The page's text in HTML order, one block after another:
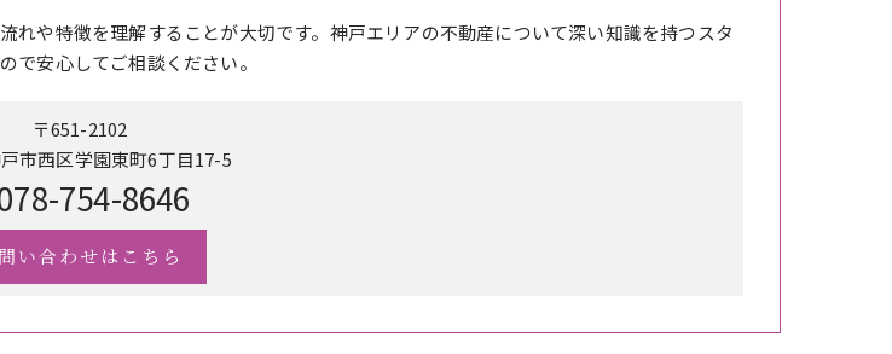
れや特徴を理解することが大切です。神戸エリアの不動産について深い知識を持つスタ
で安心してご相談ください。
〒651-2102
市西区学園東町6丁目17-5
754-8646
い合わせはこちら